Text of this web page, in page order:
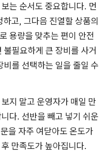
는 순서도 중요합니다. 먼
고, 그다음 진열할 상품의
용량을 맞추는 편이 안전
필요하게 큰 장비를 사거
를 선택하는 일을 줄일 수
지 말고 운영자가 매일 만
다. 선반을 빼고 넣기 쉬운
을 자주 여닫아도 온도가
만족도가 높아집니다.